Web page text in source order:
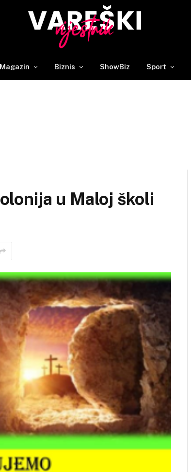
Magazin Biznis ShowBiz Sport
u Maloj školi